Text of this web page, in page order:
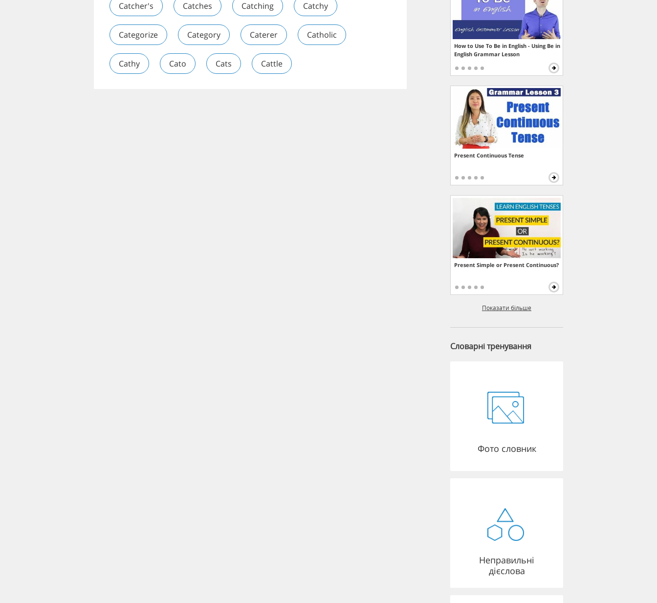
Catcher's Catches Catching Catchy
Categorize Category Caterer Catholic
Cathy Cato Cats Cattle
How to Use To Be in English - Using Be in
English Grammar Lesson
Present Continuous Tense
Present Simple or Present Continuous?
Показати більше
Словарні тренування
Фото словник
Неправильні
дієслова